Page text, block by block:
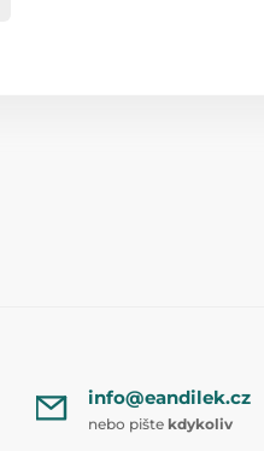
info@eandilek.cz
nebo pište kdykoliv